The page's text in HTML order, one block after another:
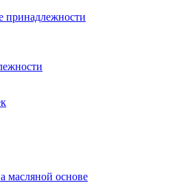
принадлежности
масляной основе